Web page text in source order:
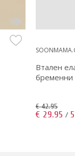
Втален
бременни
€ 42.95
€ 29.95 /